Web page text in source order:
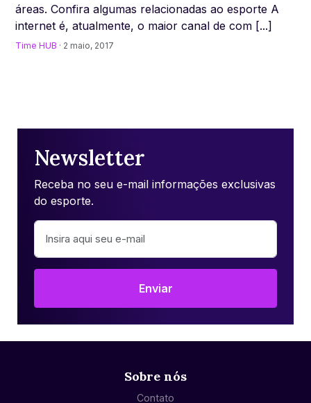
áreas. Confira algumas relacionadas ao esporte A
internet é, atualmente, o maior canal de com [...]
Time HUB · 2 maio, 2017
Newsletter
Receba no seu e-mail informações exclusivas
do esporte.
Enviar
Sobre nós
Contato